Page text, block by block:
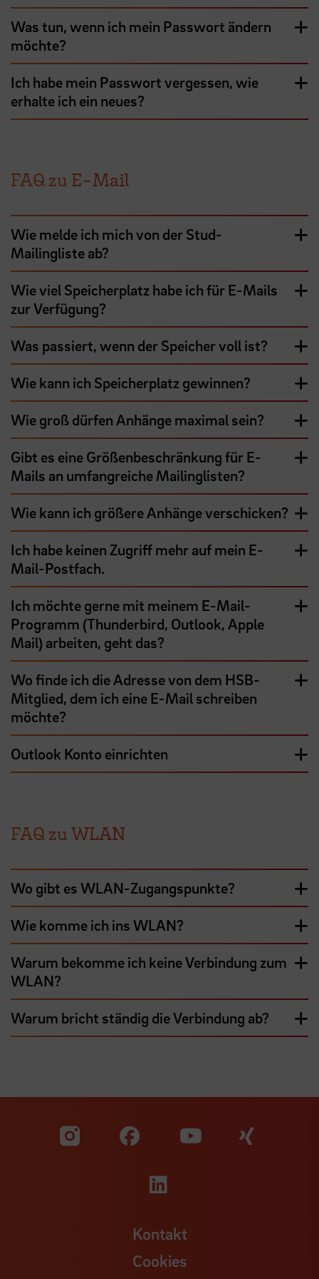
Was tun, wenn ich mein Passwort ändern
möchte?
Ich habe mein Passwort vergessen, wie
erhalte ich ein neues?
FAQ zu E-Mail
Wie melde ich mich von der Stud-
Mailingliste ab?
Wie viel Speicherplatz habe ich für E-Mails
zur Verfügung?
Was passiert, wenn der Speicher voll ist?
Wie kann ich Speicherplatz gewinnen?
Wie groß dürfen Anhänge maximal sein?
Gibt es eine Größenbeschränkung für E-
Mails an umfangreiche Mailinglisten?
Wie kann ich größere Anhänge verschicken?
Ich habe keinen Zugriff mehr auf mein E-
Mail-Postfach.
Ich möchte gerne mit meinem E-Mail-
Programm (Thunderbird, Outlook, Apple
Mail) arbeiten, geht das?
Wo finde ich die Adresse von dem HSB-
Mitglied, dem ich eine E-Mail schreiben
möchte?
Outlook Konto einrichten
FAQ zu WLAN
Wo gibt es WLAN-Zugangspunkte?
Wie komme ich ins WLAN?
Warum bekomme ich keine Verbindung zum
WLAN?
Warum bricht ständig die Verbindung ab?
Zu unserer Facebook
Zu
Zu unserer
Kontakt
Cookies